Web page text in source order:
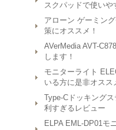
スクパッドで使いや
アローン ゲーミン
策にオススメ！
AVerMedia AVT-
します！
モニターライト
いる方に是非オスス
Type-Cドッキング
利すぎるレビュー
ELPA EML-DP01モ